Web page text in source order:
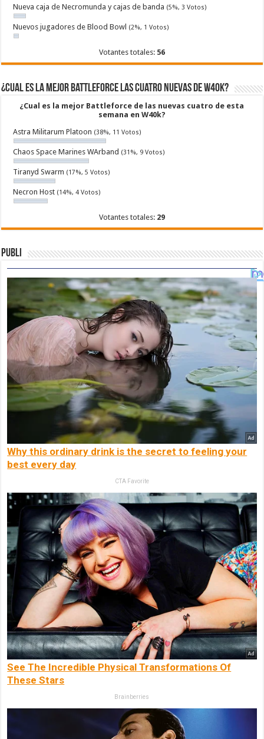
Nueva caja de Necromunda y cajas de banda (5%, 3 Votos)
Nuevos jugadores de Blood Bowl (2%, 1 Votos)
Votantes totales: 56
¿Cual es la mejor Battleforce las cuatro nuevas de W40k?
¿Cual es la mejor Battleforce de las nuevas cuatro de esta
semana en W40k?
Astra Militarum Platoon (38%, 11 Votos)
Chaos Space Marines WArband (31%, 9 Votos)
Tiranyd Swarm (17%, 5 Votos)
Necron Host (14%, 4 Votos)
Votantes totales: 29
Publi
Why this ordinary drink is the secret to feeling your
best every day
CTA Favorite
See The Incredible Physical Transformations Of
These Stars
Brainberries